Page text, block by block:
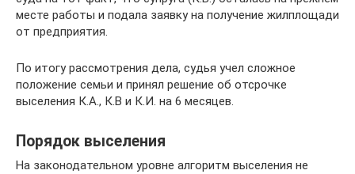
месте работы и подала заявку на получение жилплощади
от предприятия.
По итогу рассмотрения дела, судья учел сложное
положение семьи и принял решение об отсрочке
выселения К.А., К.В и К.И. на 6 месяцев.
Порядок выселения
На законодательном уровне алгоритм выселения не